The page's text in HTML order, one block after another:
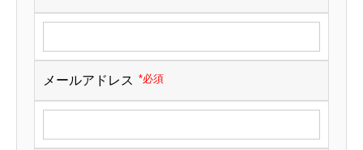
メールアドレス *必須